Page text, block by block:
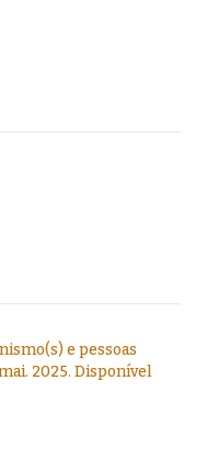
e pessoas
2025. Disponível